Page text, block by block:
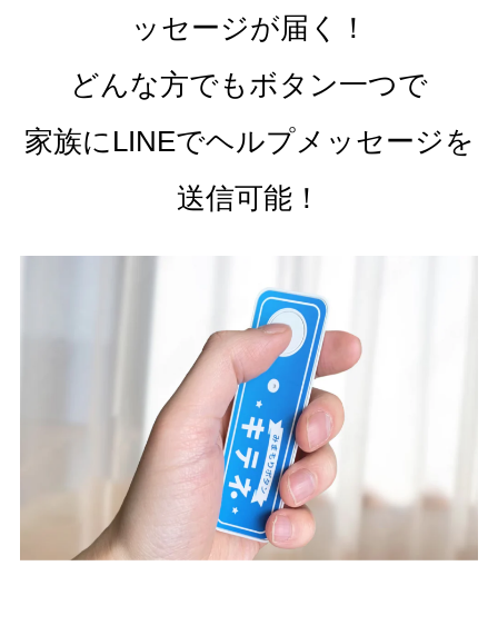
ッセージが届く！
どんな方でもボタン一つで
家族にLINEでヘルプメッセージを
送信可能！